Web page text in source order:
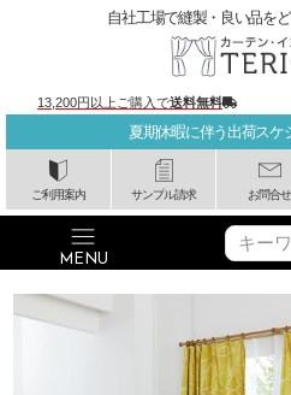
夏期休暇に伴う出荷スケ
ご利用案内 サンプル請求 お問合せ
自社工場で縫製・良い品を
13,200円以上ご購入で送料無料